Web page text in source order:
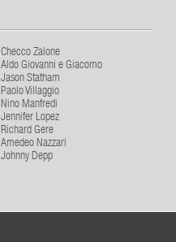
Checco Zalone
Aldo Giovanni e Giacomo
Jason Statham
Paolo Villaggio
Nino Manfredi
Jennifer Lopez
Richard Gere
Amedeo Nazzari
Johnny Depp